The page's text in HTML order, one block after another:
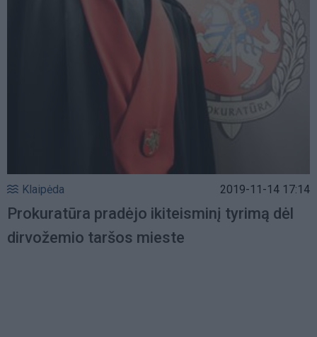
Klaipėda 2019-11-14 17:14
Prokuratūra pradėjo ikiteisminį tyrimą dėl
dirvožemio taršos mieste